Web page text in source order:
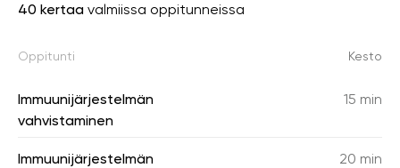
40 kertaa valmiissa oppitunneissa
Oppitunti Kesto
Immuunijärjestelmän
vahvistaminen
15 min
Immuunijärjestelmän
20 min